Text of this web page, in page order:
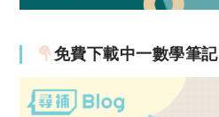
免費下載中一數學筆記